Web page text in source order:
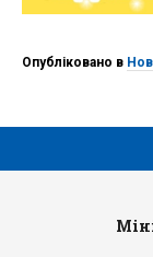
Опубліковано в